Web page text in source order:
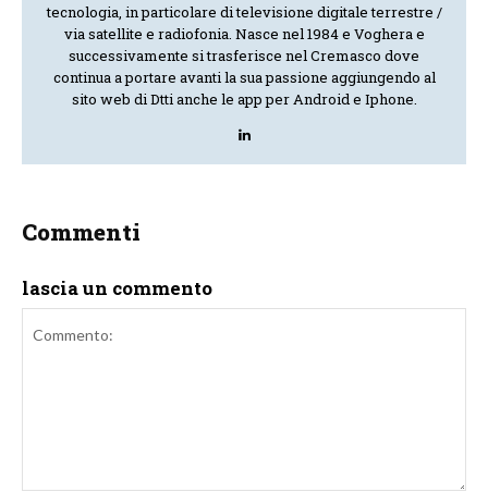
tecnologia, in particolare di televisione digitale terrestre /
via satellite e radiofonia. Nasce nel 1984 e Voghera e
successivamente si trasferisce nel Cremasco dove
continua a portare avanti la sua passione aggiungendo al
sito web di Dtti anche le app per Android e Iphone.
Commenti
lascia un commento